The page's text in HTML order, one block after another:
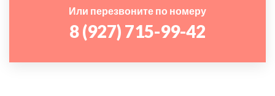
Или перезвоните по номеру
8 (927) 715-99-42